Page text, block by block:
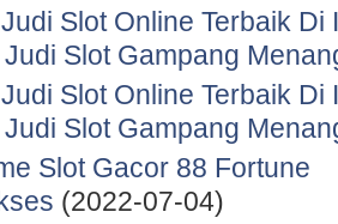
Slot Online Terbaik Di
Slot Gampang
Slot Online Terbaik Di
Slot Gampang
Slot Gacor 88 Fortune
(2022-07-04)